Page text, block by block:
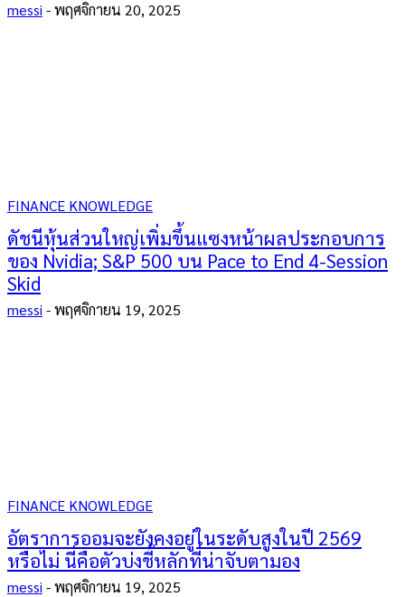
messi -พฤศจิกายน 20, 2025
FINANCE KNOWLEDGE
ดัชนีหุ้นส่วนใหญ่เพิ่มขึ้นแซงหน้าผลประกอบการ
ของ Nvidia; S&P 500 บน Pace to End 4-Session
Skid
messi -พฤศจิกายน 19, 2025
FINANCE KNOWLEDGE
อัตราการออมจะยังคงอยู่ในระดับสูงในปี 2569
หรือไม่ นี่คือตัวบ่งชี้หลักที่น่าจับตามอง
messi -พฤศจิกายน 19, 2025